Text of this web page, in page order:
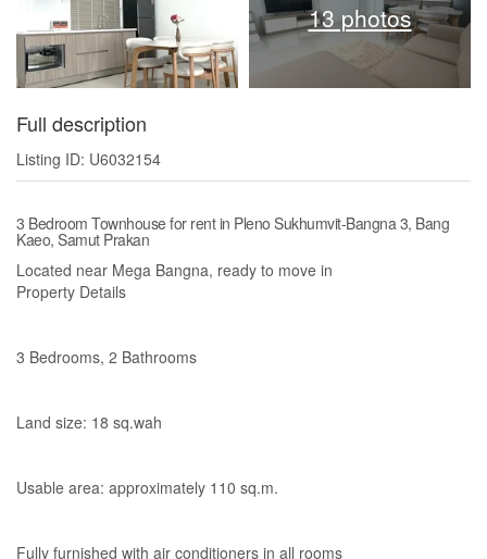
13 photos
Full description
Listing ID: U6032154
3 Bedroom Townhouse for rent in Pleno Sukhumvit-Bangna 3, Bang
Kaeo, Samut Prakan
Located near Mega Bangna, ready to move in
Property Details
3 Bedrooms, 2 Bathrooms
Land size: 18 sq.wah
Usable area: approximately 110 sq.m.
Fully furnished with air conditioners in all rooms